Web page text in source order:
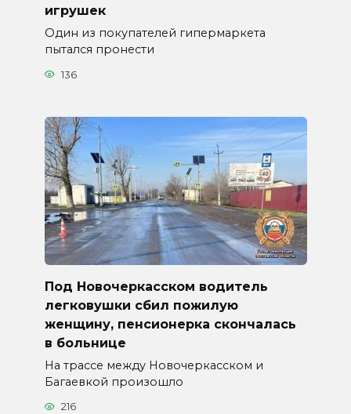
игрушек
Один из покупателей гипермаркета
пытался пронести
136
Под Новочеркасском водитель
легковушки сбил пожилую
женщину, пенсионерка скончалась
в больнице
На трассе между Новочеркасском и
Багаевкой произошло
216